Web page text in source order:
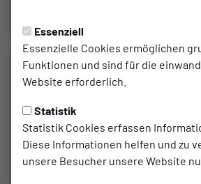
Essenziell
Essenzielle Cookies ermöglichen
Funktionen und sind für die
Website erforderlich.
Statistik
Statistik Cookies erfassen
Diese Informationen helfen und zu
unsere Besucher unsere Website